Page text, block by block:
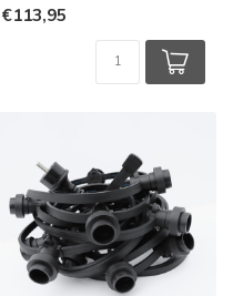
€113,95